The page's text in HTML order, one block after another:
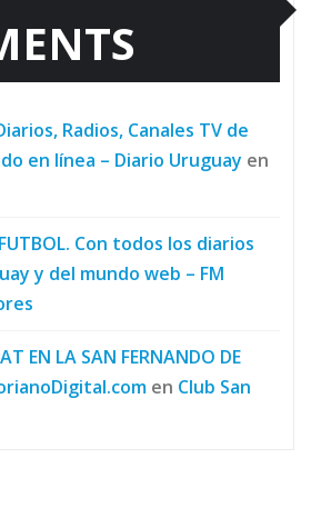
Radios, Canales TV de
en línea – Diario Uruguay en
Con todos los diarios
y del mundo web – FM
EN LA SAN FERNANDO DE
en Club San